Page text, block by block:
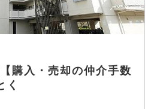
購入・売却の仲介手数
く